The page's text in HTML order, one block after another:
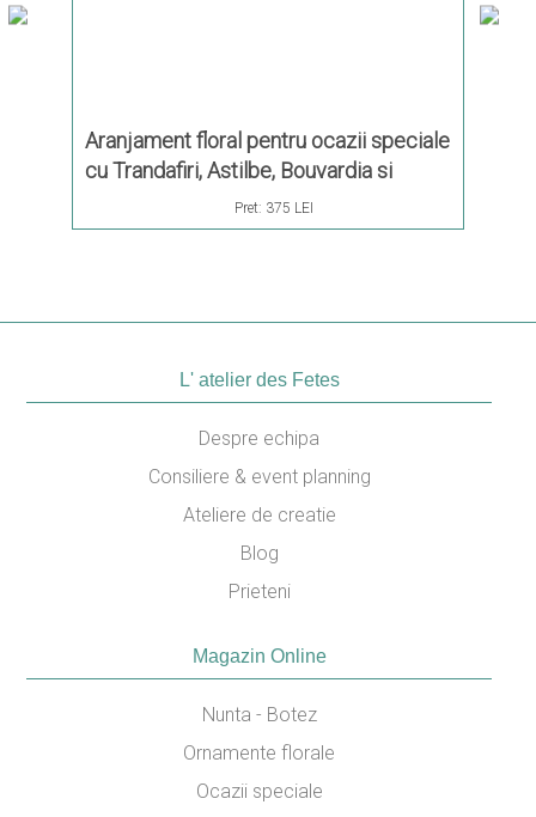
Aranjament floral pentru ocazii speciale
cu Trandafiri, Astilbe, Bouvardia si
Pret: 375 LEI
L' atelier des Fetes
Despre echipa
Consiliere & event planning
Ateliere de creatie
Blog
Prieteni
Magazin Online
Nunta - Botez
Ornamente florale
Ocazii speciale